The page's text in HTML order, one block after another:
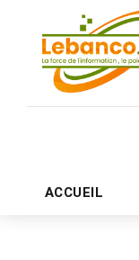
ACCUEIL